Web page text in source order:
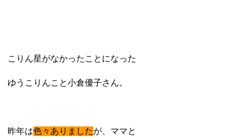
こりん星がなかったことになった
ゆうこりんこと小倉優子さん。
昨年は色々ありましたが、ママと